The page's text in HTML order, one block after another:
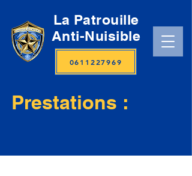
La Patrouille
Anti-Nuisible
0611227969
Prestations :